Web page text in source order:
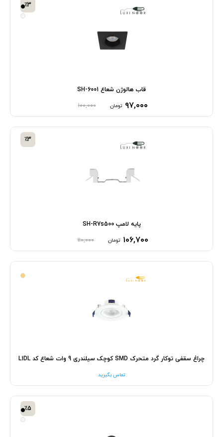
قاب هالوژن شعاع SH-6001
۹۷,۰۰۰ تومان ۱۰۰,۰۰۰
٪3
پایه لامپ SH-R7s500
۱۰۶,۷۰۰ تومان ۱۱۰,۰۰۰
٪3
چراغ سقفی توکار گرد متحرک SMD کوچک سیلندری 9 وات شعاع کد L1DL
تماس بگیرید
٪5